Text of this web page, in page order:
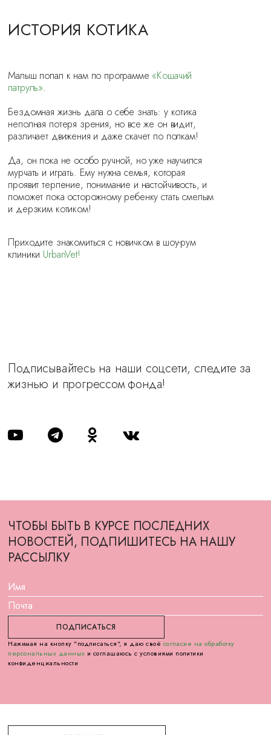
ИСТОРИЯ КОТИКА
Малыш попал к нам по программе«Кошачий
патруль».
Бездомная жизнь дала о себе знать: у котика
неполная потеря зрения, но все же он видит,
различает движения и даже скачет по полкам!
Да, он пока не особо ручной, но уже научился
мурчать и играть. Ему нужна семья, которая
проявит терпение, понимание и настойчивость, и
поможет пока осторожному ребенку стать смелым
и дерзким котиком!
Приходите знакомиться с новичком в шоу-рум
клиники UrbanVet!
Подписывайтесь на наши соцсети, следите за
жизнью и прогрессом фонда!
ЧТОБЫ БЫТЬ В КУРСЕ ПОСЛЕДНИХ
НОВОСТЕЙ, ПОДПИШИТЕСЬ НА НАШУ
РАССЫЛКУ
Нажимая на кнопку "подписаться", я даю своё согласие на обработку
персональных данных и соглашаюсь с условиями политики
конфиденциальности